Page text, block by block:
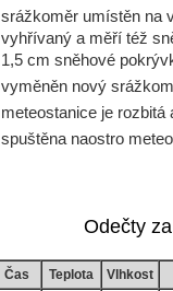
srážkoměr umístěn na
vyhřívaný a měří též
1,5 cm sněhové
vyměněn nový
meteostanice je
spuštěna naostro
Odečty
Čas Teplota Vlhkost